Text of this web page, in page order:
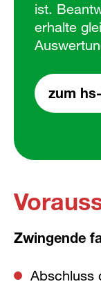
ist.
erhalte
zum
Zwingende
Abschluss